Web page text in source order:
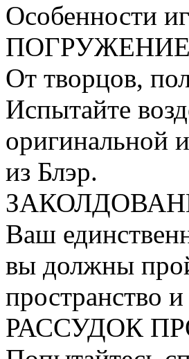
Особенности
От творцов,
Испытайте
оригинальной
из Блэр.
Ваш
вы должны
пространство
РАССУДОК